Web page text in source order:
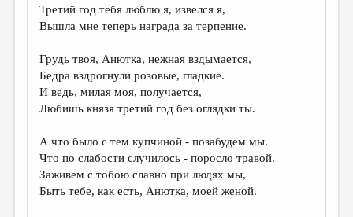
Третий год тебя люблю я, извелся я,
Вышла мне теперь награда за терпение.
Грудь твоя, Анютка, нежная вздымается,
Бедра вздрогнули розовые, гладкие.
И ведь, милая моя, получается,
Любишь князя третий год без оглядки ты.
А что было с тем купчиной - позабудем мы.
Что по слабости случилось - поросло травой.
Заживем с тобою славно при людях мы,
Быть тебе, как есть, Анютка, моей женой.